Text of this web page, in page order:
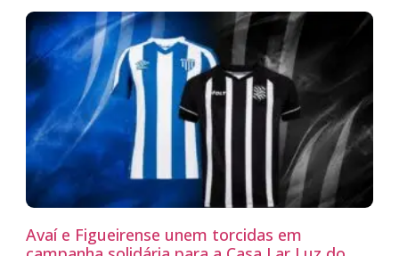
Avaí e Figueirense unem torcidas em